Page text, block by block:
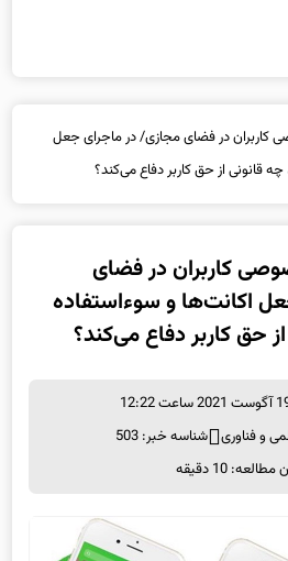
کاربران در فضای مجازی/ در ماجرای جعل
قانونی از حق کاربر دفاع می‌کند؟
کاربران در فضای
اکانت‌ها و سوء‌استفاده
حق کاربر دفاع می‌کند؟
و فناوری شناسه خبر: 503
10 دقیقه